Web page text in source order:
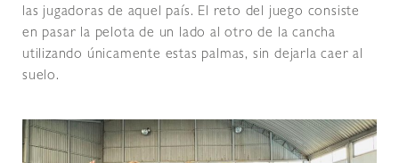
las jugadoras de aquel país. El reto del juego consiste
en pasar la pelota de un lado al otro de la cancha
utilizando únicamente estas palmas, sin dejarla caer al
suelo.